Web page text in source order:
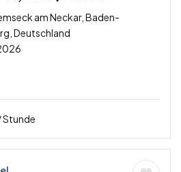
am Neckar, Baden-
Deutschland
Stunde